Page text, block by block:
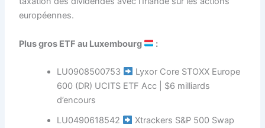
européennes.
Plus gros ETF au Luxembourg :
LU0908500753
Lyxor Core STOXX Europe
600 (DR) UCITS ETF Acc | $6 milliards
d’encours
LU0490618542
Xtrackers S&P 500 Swap